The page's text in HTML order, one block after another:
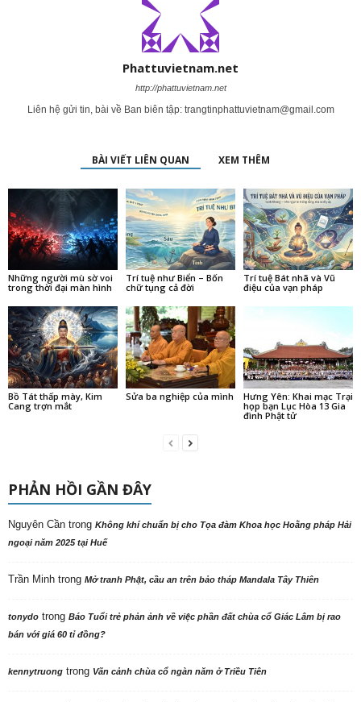
Phattuvietnam.net
http://phattuvietnam.net
Liên hệ gửi tin, bài về Ban biên tập: trangtinphattuvietnam@gmail.com
BÀI VIẾT LIÊN QUAN XEM THÊM
Những người mù sờ voi
trong thời đại màn hình
Trí tuệ như Biển – Bốn
chữ tụng cả đời
Trí tuệ Bát nhã và Vũ
điệu của vạn pháp
Bồ Tát thấp mày, Kim
Cang trợn mắt
Sửa ba nghiệp của mình
Hưng Yên: Khai mạc Trại
họp bạn Lục Hòa 13 Gia
đình Phật tử
PHẢN HỒI GẦN ĐÂY
Nguyên Cần trong Không khí chuẩn bị cho Tọa đàm Khoa học Hoằng pháp Hải
ngoại năm 2025 tại Huế
Trần Minh trong Mở tranh Phật, cầu an trên bảo tháp Mandala Tây Thiên
tonydo trong Báo Tuổi trẻ phản ảnh về việc phần đất chùa cổ Giác Lâm bị rao
bán với giá 60 tỉ đồng?
kennytruong trong Vãn cảnh chùa cổ ngàn năm ở Triều Tiên